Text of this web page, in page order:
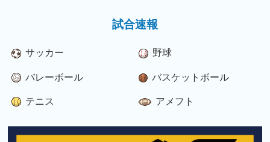
試合速報
サッカー 野球
バレーボール バスケットボール
テニス アメフト